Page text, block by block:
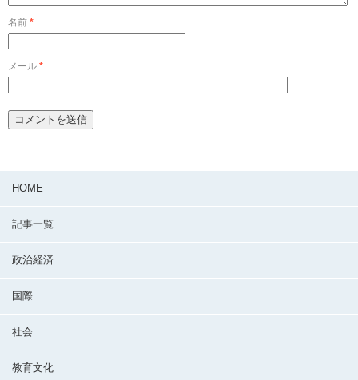
名前 *
メール *
HOME
記事一覧
政治経済
国際
社会
教育文化